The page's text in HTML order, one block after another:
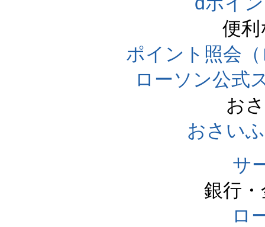
便
ポイント照会
ローソン公式
お
おさい
サ
銀行
ロ